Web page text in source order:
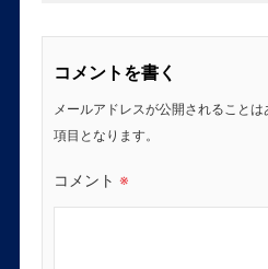
コメントを書く
メールアドレスが公開されることは
項目となります。
コメント ※